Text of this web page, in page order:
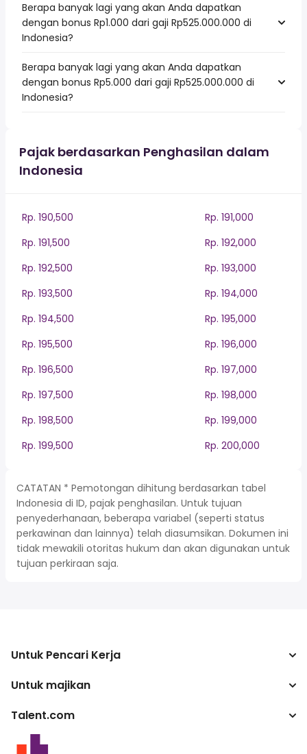
Berapa banyak lagi yang akan Anda dapatkan
dengan bonus Rp1.000 dari gaji Rp525.000.000 di
Indonesia?
Berapa banyak lagi yang akan Anda dapatkan
dengan bonus Rp5.000 dari gaji Rp525.000.000 di
Indonesia?
Pajak berdasarkan Penghasilan dalam
Indonesia
Rp. 190,500
Rp. 191,000
Rp. 191,500
Rp. 192,000
Rp. 192,500
Rp. 193,000
Rp. 193,500
Rp. 194,000
Rp. 194,500
Rp. 195,000
Rp. 195,500
Rp. 196,000
Rp. 196,500
Rp. 197,000
Rp. 197,500
Rp. 198,000
Rp. 198,500
Rp. 199,000
Rp. 199,500
Rp. 200,000
CATATAN * Pemotongan dihitung berdasarkan tabel
Indonesia di ID, pajak penghasilan. Untuk tujuan
penyederhanaan, beberapa variabel (seperti status
perkawinan dan lainnya) telah diasumsikan. Dokumen ini
tidak mewakili otoritas hukum dan akan digunakan untuk
tujuan perkiraan saja.
Untuk Pencari Kerja
Mencari pekerjaan
Untuk majikan
Perusahaan
Talent.com
Lebih banyak negara